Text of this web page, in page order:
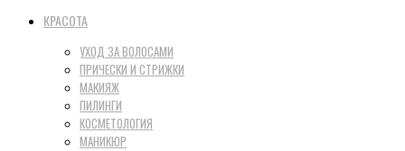
КРАСОТА
УХОД ЗА ВОЛОСАМИ
ПРИЧЕСКИ И СТРИЖКИ
МАКИЯЖ
ПИЛИНГИ
КОСМЕТОЛОГИЯ
МАНИКЮР